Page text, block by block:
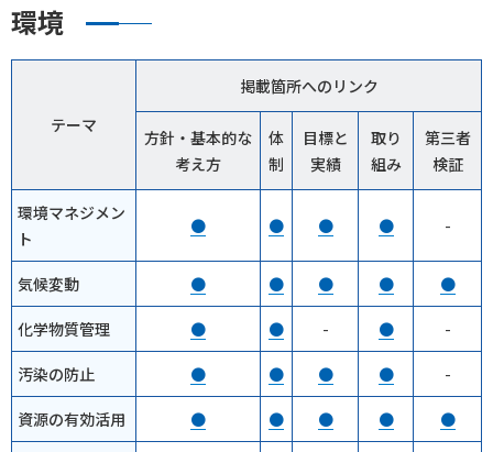
環境
テーマ
掲載箇所へのリンク
方針・基本的な
考え方
体
制
目標と
実績
取り
組み
第三者
検証
環境マネジメン
ト
● ● ● ● -
気候変動 ● ● ● ● ●
化学物質管理 ● ● - ● -
汚染の防止 ● ● ● ● -
資源の有効活用 ● ● ● ● ●